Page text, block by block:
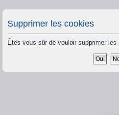
Supprimer les cookies
Êtes-vous sûr de vouloir supprimer